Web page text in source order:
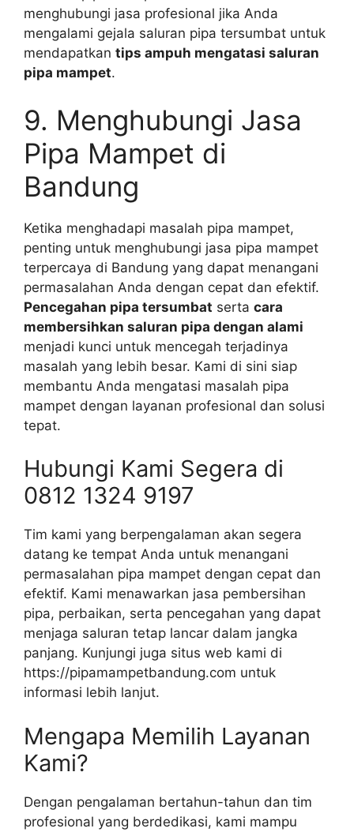
menghubungi jasa profesional jika Anda
mengalami gejala saluran pipa tersumbat untuk
mendapatkan tips ampuh mengatasi saluran
pipa mampet.
9. Menghubungi Jasa
Pipa Mampet di
Bandung
Ketika menghadapi masalah pipa mampet,
penting untuk menghubungi jasa pipa mampet
terpercaya di Bandung yang dapat menangani
permasalahan Anda dengan cepat dan efektif.
Pencegahan pipa tersumbat serta cara
membersihkan saluran pipa dengan alami
menjadi kunci untuk mencegah terjadinya
masalah yang lebih besar. Kami di sini siap
membantu Anda mengatasi masalah pipa
mampet dengan layanan profesional dan solusi
tepat.
Hubungi Kami Segera di
0812 1324 9197
Tim kami yang berpengalaman akan segera
datang ke tempat Anda untuk menangani
permasalahan pipa mampet dengan cepat dan
efektif. Kami menawarkan jasa pembersihan
pipa, perbaikan, serta pencegahan yang dapat
menjaga saluran tetap lancar dalam jangka
panjang. Kunjungi juga situs web kami di
https://pipamampetbandung.com untuk
informasi lebih lanjut.
Mengapa Memilih Layanan
Kami?
Dengan pengalaman bertahun-tahun dan tim
profesional yang berdedikasi, kami mampu